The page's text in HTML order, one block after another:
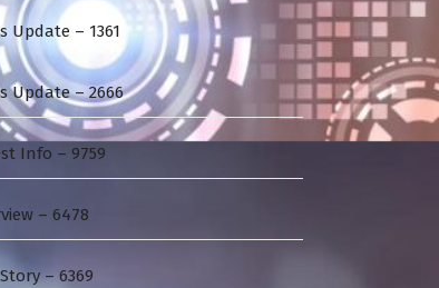
Update – 1361
Update – 2666
Info – 9759
– 6478
– 6369